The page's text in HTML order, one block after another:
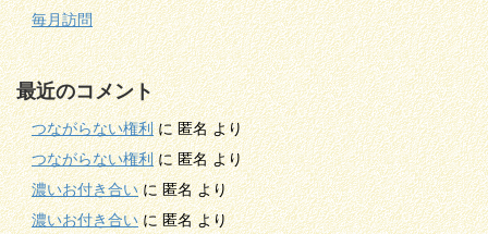
毎月訪問
最近のコメント
つながらない権利に匿名より
つながらない権利に匿名より
濃いお付き合いに匿名より
濃いお付き合いに匿名より